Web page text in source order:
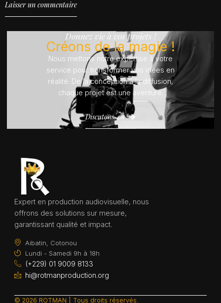
Donnez vie à vos projets !
Créons de la magie !
Nous mettons notre expertise à votre
service pour transformer vos idées en
réalité. De la conception à la diffusion,
chaque projet est une aventure.
Discutons-en !
Expert en production audiovisuelle, nous
offrons des solutions sur mesure,
garantissant qualité et impact.
Aibatin, Cotonou
Lundi - Samedi 9h à 18h
(+229) 01 9009 8133
hi@rotmanproduction.org
© 2026 ROTMAN | Tous droits réservés.